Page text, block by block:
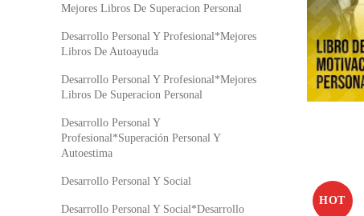
HOT
Mejores Libros De Superacion Personal
Desarrollo Personal Y Profesional*Mejores
Libros De Autoayuda
Desarrollo Personal Y Profesional*Mejores
Libros De Superacion Personal
Desarrollo Personal Y
Profesional*Superación Personal Y
Autoestima
Desarrollo Personal Y Social
Desarrollo Personal Y Social*Desarrollo